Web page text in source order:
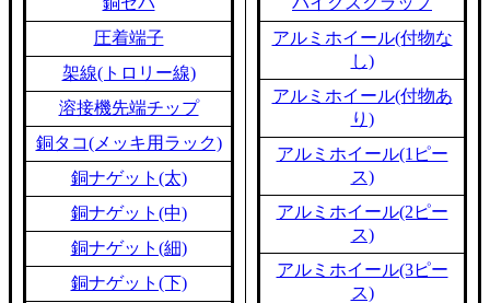
圧着端子
架線(トロリー線)
溶接機先端チップ
銅タコ(メッキ用ラック)
銅ナゲット(太)
銅ナゲット(中)
銅ナゲット(細)
銅ナゲット(下)
アルミホイール(付物な
し)
アルミホイール(付物あ
り)
アルミホイール(1ピー
ス)
アルミホイール(2ピー
ス)
アルミホイール(3ピー
ス)